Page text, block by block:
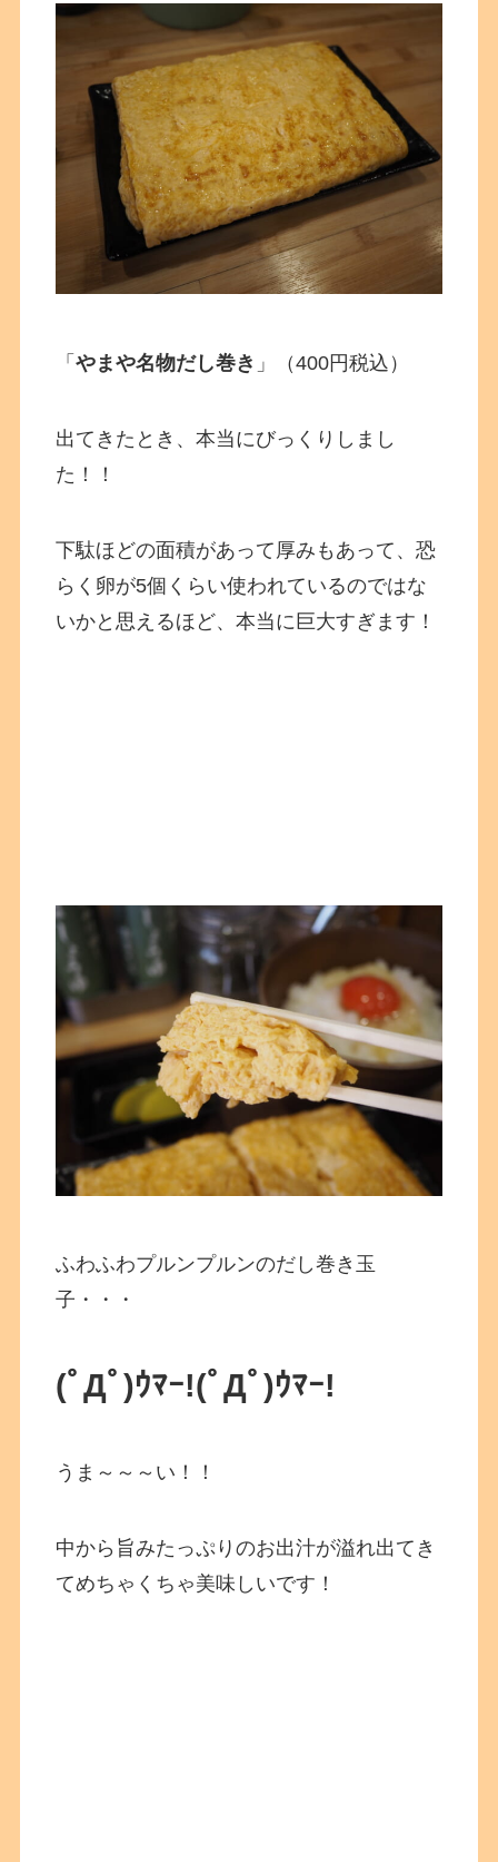
「やまや名物だし巻き 」（400円税込）
出てきたとき、本当にびっくりしまし
た！！
下駄ほどの面積があって厚みもあって、恐
らく卵が5個くらい使われているのではな
いかと思えるほど、本当に巨大すぎます！
ふわふわプルンプルンのだし巻き玉
子・・・
(ﾟДﾟ)ｳﾏｰ!(ﾟДﾟ)ｳﾏｰ!
うま～～～い！！
中から旨みたっぷりのお出汁が溢れ出てき
てめちゃくちゃ美味しいです！